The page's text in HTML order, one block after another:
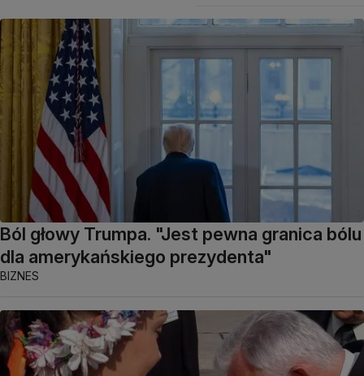
Ból głowy Trumpa. "Jest pewna granica bólu
dla amerykańskiego prezydenta"
BIZNES